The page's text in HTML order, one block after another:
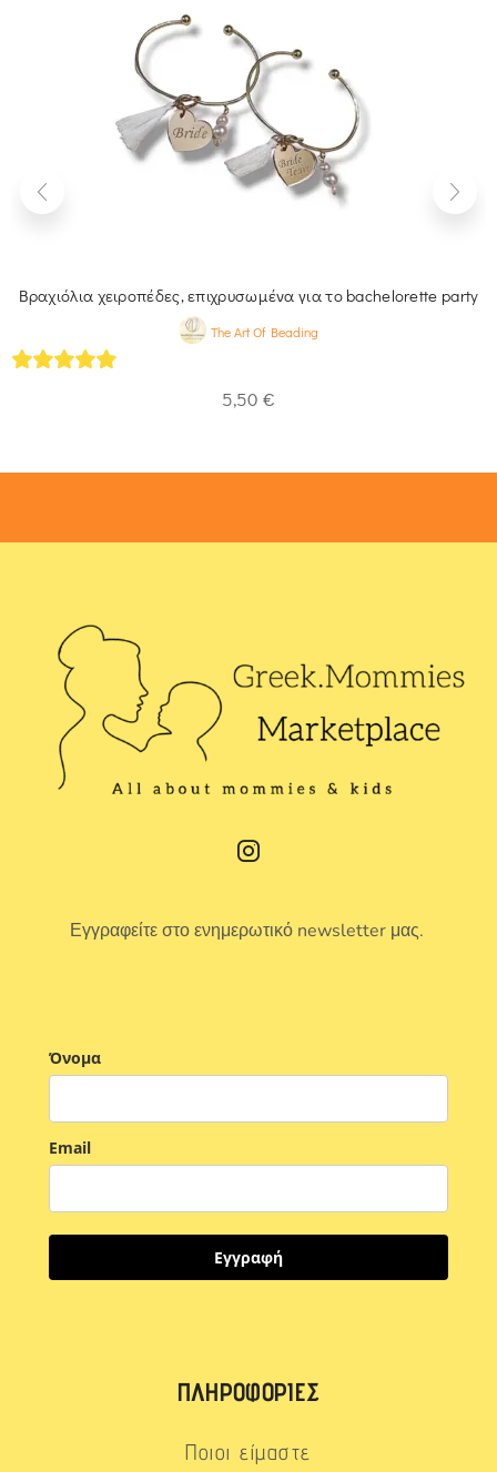
Βραχιόλια χειροπέδες, επιχρυσωμένα για το bachelorette party
The Art Of Beading
5,50 €
Εγγραφείτε στο ενημερωτικό newsletter μας.
Όνομα
Email
Εγγραφή
ΠΛΗΡΟΦΟΡΊΕΣ
Ποιοι είμαστε